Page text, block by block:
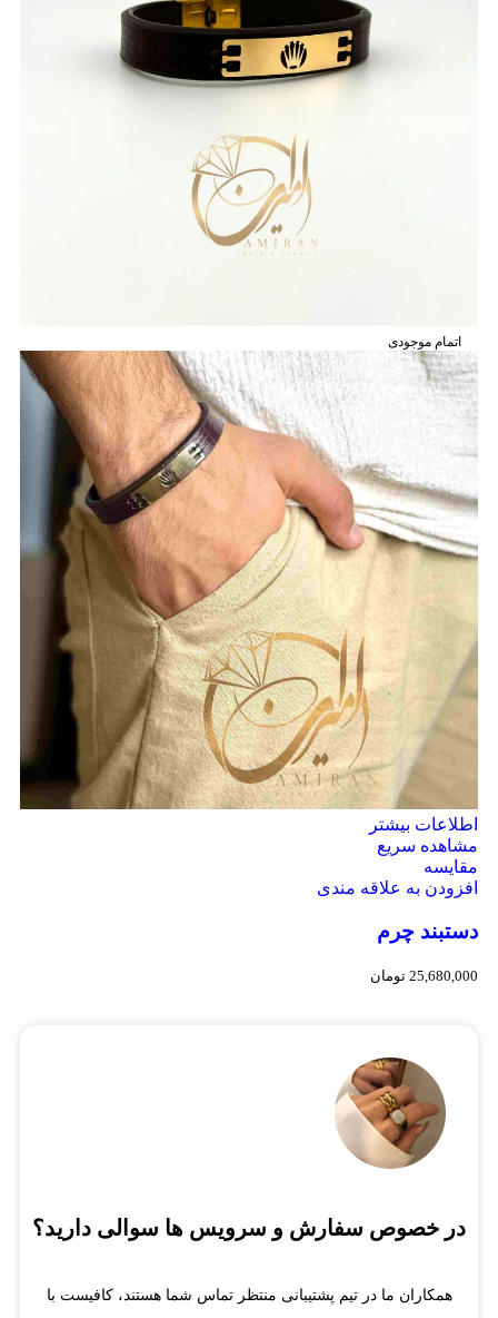
اتمام موجودی
اطلاعات بیشتر
مشاهده سریع
مقایسه
افزودن به علاقه مندی
دستبند چرم
25,680,000 تومان
در خصوص سفارش و سرویس ها سوالی دارید؟
همکاران ما در تیم پشتیبانی منتظر تماس شما هستند، کافیست با